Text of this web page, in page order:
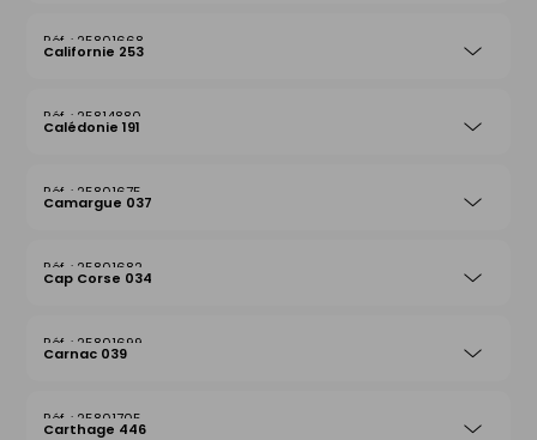
25801668
Californie 253
25814880
Calédonie 191
25801675
Camargue 037
25801682
Cap Corse 034
25801699
Carnac 039
25801705
Carthage 446